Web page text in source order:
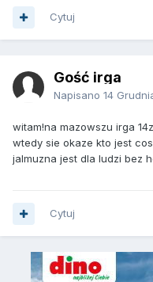
Cytuj
Gość irga
Napisano 14
witam!na mazowszu irga
wtedy sie okaze kto jest
jalmuzna jest dla ludzi bez
Cytuj